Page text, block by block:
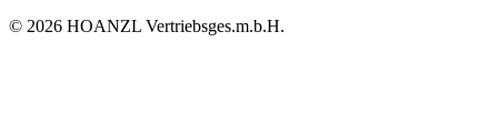
© 2026 HOANZL Vertriebsges.m.b.H.